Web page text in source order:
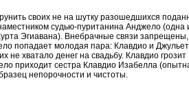
своих не на шутку разошедшихся
судью-пуританина Анджело (одна
Эгиавана). Внебрачные связи запрещены,
попадает молодая пара: Клавдио и
не хватало денег на свадьбу. Клавдио грозит
приходит сестра Клавдио Изабелла
непорочности и чистоты.